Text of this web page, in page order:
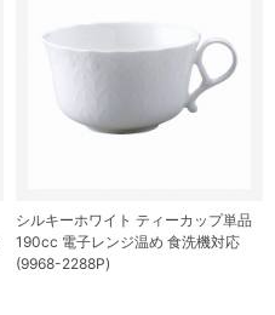
シルキーホワイト ティーカップ単品
190cc 電子レンジ温め 食洗機対応
(9968-2288P)